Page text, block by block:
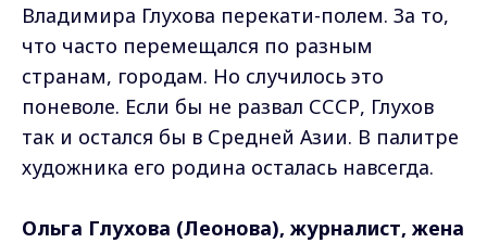
Владимира Глухова перекати-полем. За то,
что часто перемещался по разным
странам, городам. Но случилось это
поневоле. Если бы не развал СССР, Глухов
так и остался бы в Средней Азии. В палитре
художника его родина осталась навсегда.
Ольга Глухова (Леонова), журналист, жена